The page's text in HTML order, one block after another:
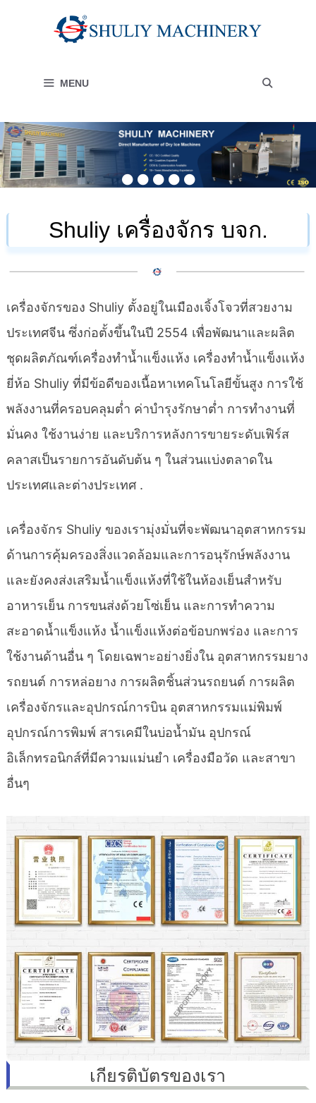
MENU
Shuliy เครื่องจักร บจก.
เครื่องจักรของ Shuliy ตั้งอยู่ในเมืองเจิ้งโจวที่สวยงาม
ประเทศจีน ซึ่งก่อตั้งขึ้นในปี 2554 เพื่อพัฒนาและผลิต
ชุดผลิตภัณฑ์เครื่องทำน้ำแข็งแห้ง เครื่องทำน้ำแข็งแห้ง
ยี่ห้อ Shuliy ที่มีข้อดีของเนื้อหาเทคโนโลยีขั้นสูง การใช้
พลังงานที่ครอบคลุมต่ำ ค่าบำรุงรักษาต่ำ การทำงานที่
มั่นคง ใช้งานง่าย และบริการหลังการขายระดับเฟิร์ส
คลาสเป็นรายการอันดับต้น ๆ ในส่วนแบ่งตลาดใน
ประเทศและต่างประเทศ .
เครื่องจักร Shuliy ของเรามุ่งมั่นที่จะพัฒนาอุตสาหกรรม
ด้านการคุ้มครองสิ่งแวดล้อมและการอนุรักษ์พลังงาน
และยังคงส่งเสริมน้ำแข็งแห้งที่ใช้ในห้องเย็นสำหรับ
อาหารเย็น การขนส่งด้วยโซ่เย็น และการทำความ
สะอาดน้ำแข็งแห้ง น้ำแข็งแห้งต่อข้อบกพร่อง และการ
ใช้งานด้านอื่น ๆ โดยเฉพาะอย่างยิ่งใน อุตสาหกรรมยาง
รถยนต์ การหล่อยาง การผลิตชิ้นส่วนรถยนต์ การผลิต
เครื่องจักรและอุปกรณ์การบิน อุตสาหกรรมแม่พิมพ์
อุปกรณ์การพิมพ์ สารเคมีในบ่อน้ำมัน อุปกรณ์
อิเล็กทรอนิกส์ที่มีความแม่นยำ เครื่องมือวัด และสาขา
อื่นๆ
เกียรติบัตรของเรา